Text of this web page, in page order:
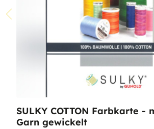
SULKY COTTON Farbkarte -
Garn gewickelt